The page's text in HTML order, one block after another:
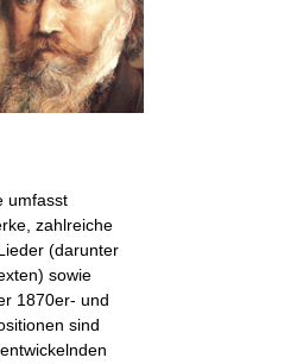
umfasst
zahlreiche
(darunter
sowie
1870er- und
sind